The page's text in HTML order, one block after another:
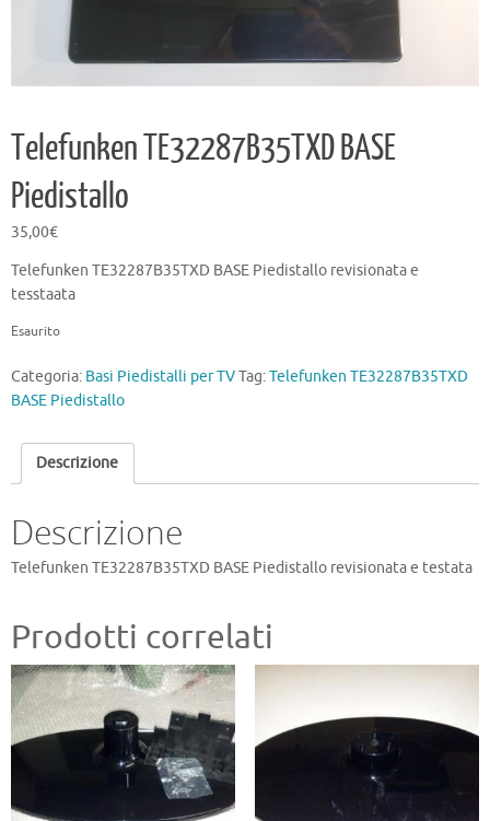
Telefunken TE32287B35TXD BASE
Piedistallo
35,00€
Telefunken TE32287B35TXD BASE Piedistallo revisionata e
tesstaata
Esaurito
Categoria: Basi Piedistalli per TVTag:Telefunken TE32287B35TXD
BASE Piedistallo
Descrizione
Descrizione
Telefunken TE32287B35TXD BASE Piedistallo revisionata e testata
Prodotti correlati